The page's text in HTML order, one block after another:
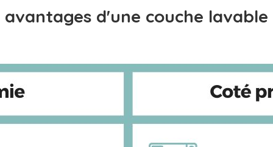
avantages d'une couche lavable